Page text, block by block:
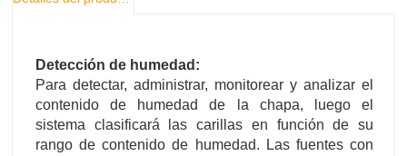
Detección de humedad:
Para detectar, administrar, monitorear y analizar el
contenido de humedad de la chapa, luego el
sistema clasificará las carillas en función de su
rango de contenido de humedad. Las fuentes con